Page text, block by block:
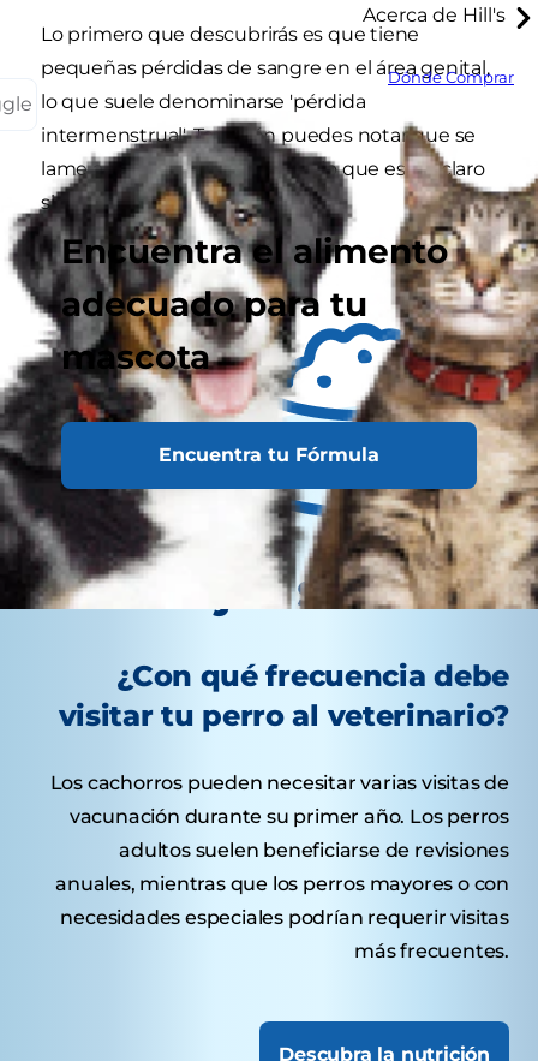
Acerca de Hill's
Dónde Comprar
Encuentra el alimento
adecuado para tu
mascota
Encuentra tu Fórmula
Lo primero que descubrirás es que tiene
pequeñas pérdidas de sangre en el área genital,
lo que suele denominarse 'pérdida
intermenstrual'. También puedes notar que se
lame a menudo en esta zona, lo que es un claro
signo de que está en celo.
Consejos sabrosos
¿Con qué frecuencia debe
visitar tu perro al veterinario?
Los cachorros pueden necesitar varias visitas de
vacunación durante su primer año. Los perros
adultos suelen beneficiarse de revisiones
anuales, mientras que los perros mayores o con
necesidades especiales podrían requerir visitas
más frecuentes.
Descubra la nutrición